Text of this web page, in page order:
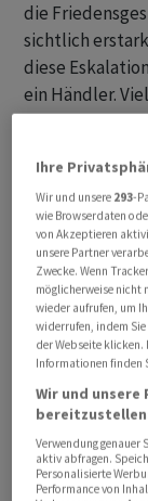
die
sichtlich
diese
ein Händler.
Kriegsbeginn
Als Reaktion
deutlich
psychologisch
Barrel. Zudem
zu erkennen,
Aktienmärkte
Für den SMI
Morgen
13'250
Ihre
Wir und unsere 293-
wie Browserdaten
von Akzeptieren
unsere Partner
Zwecke. Wenn
möglicherweise nicht
wieder aufrufen, um
widerrufen, indem
der Webseite klicken.
Informationen finden
Wir und
Verwendung
aktiv abfragen.
Personalisierte
Performance von